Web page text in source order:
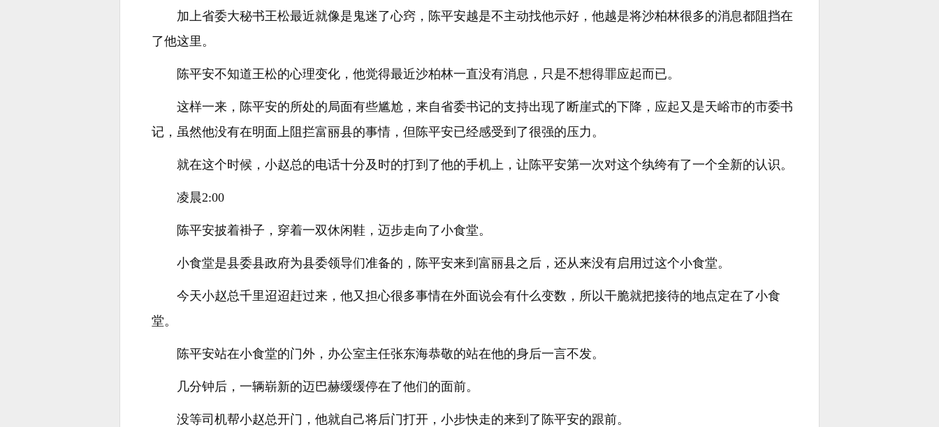
加上省委大秘书王松最近就像是鬼迷了心窍，陈平安越是不主动找他示好，他越是将沙柏林很多的消息都阻挡在
了他这里。
陈平安不知道王松的心理变化，他觉得最近沙柏林一直没有消息，只是不想得罪应起而已。
这样一来，陈平安的所处的局面有些尴尬，来自省委书记的支持出现了断崖式的下降，应起又是天峪市的市委书
记，虽然他没有在明面上阻拦富丽县的事情，但陈平安已经感受到了很强的压力。
就在这个时候，小赵总的电话十分及时的打到了他的手机上，让陈平安第一次对这个纨绔有了一个全新的认识。
凌晨2:00
陈平安披着褂子，穿着一双休闲鞋，迈步走向了小食堂。
小食堂是县委县政府为县委领导们准备的，陈平安来到富丽县之后，还从来没有启用过这个小食堂。
今天小赵总千里迢迢赶过来，他又担心很多事情在外面说会有什么变数，所以干脆就把接待的地点定在了小食
堂。
陈平安站在小食堂的门外，办公室主任张东海恭敬的站在他的身后一言不发。
几分钟后，一辆崭新的迈巴赫缓缓停在了他们的面前。
没等司机帮小赵总开门，他就自己将后门打开，小步快走的来到了陈平安的跟前。